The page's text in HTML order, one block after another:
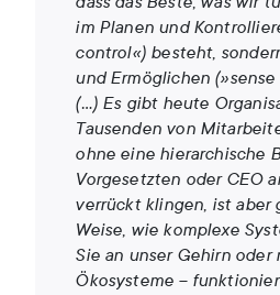
im Planen und
control«) besteht,
und Ermöglichen
(…) Es gibt heute
Tausenden von
ohne eine hierarchische
Vorgesetzten oder CEO
verrückt klingen, ist aber
Weise, wie komplexe
Sie an unser Gehirn oder
Ökosysteme –